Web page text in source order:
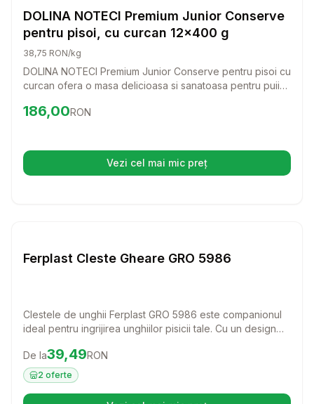
DOLINA NOTECI Premium Junior Conserve
pentru pisoi, cu curcan 12x400 g
38,75 RON/kg
DOLINA NOTECI Premium Junior Conserve pentru pisoi cu
curcan ofera o masa delicioasa si sanatoasa pentru puii
conserva sustine dezvoltarea lor armonioasa si le ofera
Preț: 186.00 RON
186,00RON
Vezi cel mai mic preț(se deschide într-o filă nouă)
Ferplast Cleste Gheare GRO 5986
Clestele de unghii Ferplast GRO 5986 este companionul
ideal pentru ingrijirea unghiilor pisicii tale. Cu un design
taierea unghiilor o activitate usoara si placuta pentru tine
si pisicuta ta.
Preț:39.49 RON
De la39,49RON
2 oferte